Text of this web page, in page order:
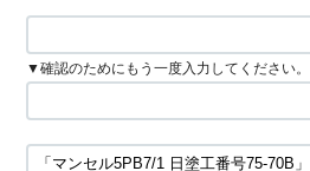
▼確認のためにもう一度入力してください。